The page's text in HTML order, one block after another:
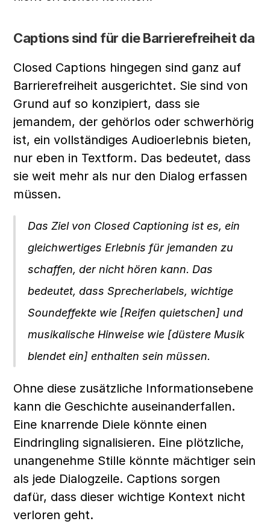
Captions sind für die Barrierefreiheit da
Closed Captions hingegen sind ganz auf
Barrierefreiheit ausgerichtet. Sie sind von
Grund auf so konzipiert, dass sie
jemandem, der gehörlos oder schwerhörig
ist, ein vollständiges Audioerlebnis bieten,
nur eben in Textform. Das bedeutet, dass
sie weit mehr als nur den Dialog erfassen
müssen.
Das Ziel von Closed Captioning ist es, ein
gleichwertiges Erlebnis für jemanden zu
schaffen, der nicht hören kann. Das
bedeutet, dass Sprecherlabels, wichtige
Soundeffekte wie [Reifen quietschen] und
musikalische Hinweise wie [düstere Musik
blendet ein] enthalten sein müssen.
Ohne diese zusätzliche Informationsebene
kann die Geschichte auseinanderfallen.
Eine knarrende Diele könnte einen
Eindringling signalisieren. Eine plötzliche,
unangenehme Stille könnte mächtiger sein
als jede Dialogzeile. Captions sorgen
dafür, dass dieser wichtige Kontext nicht
verloren geht.